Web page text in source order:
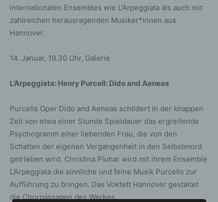
internationalen Ensembles wie L‘Arpeggiata als auch mit
zahlreichen herausragenden Musiker*innen aus
Hannover.
14. Januar, 19.30 Uhr, Galerie
L’Arpeggiata: Henry Purcell: Dido and Aeneas
Purcells Oper Dido and Aeneas schildert in der knappen
Zeit von etwa einer Stunde Spieldauer das ergreifende
Psychogramm einer liebenden Frau, die von den
Schatten der eigenen Vergangenheit in den Selbstmord
getrieben wird. Christina Pluhar wird mit ihrem Ensemble
L’Arpeggiata die sinnliche und feine Musik Purcells zur
Aufführung zu bringen. Das Voktett Hannover gestaltet
die Chorpassagen des Werkes.